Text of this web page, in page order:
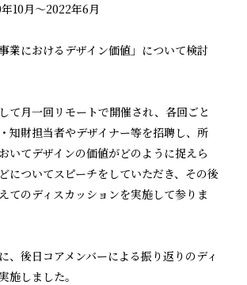
ンフォメーション
活動実績
会員名簿
年10月～2022年6月
業におけるデザイン価値」について検討
て月一回リモートで開催され、各回ごと
知財担当者やデザイナー等を招聘し、所
いてデザインの価値がどのように捉えら
についてスピーチをしていただき、その後
てのディスカッションを実施して参りま
、後日コアメンバーによる振り返りのディ
施しました。